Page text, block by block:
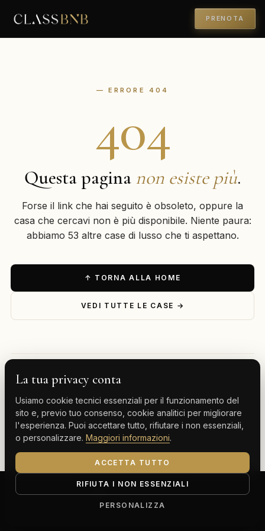
PRENOTA
— ERRORE 404
404
Questa pagina non esiste più.
Forse il link che hai seguito è obsoleto, oppure la
casa che cercavi non è più disponibile. Niente paura:
abbiamo 53 altre case di lusso che ti aspettano.
↑ TORNA ALLA HOME
VEDI TUTTE LE CASE →
— ESPLORA PER DESTINAZIONE
Milano Cervinia Tenerife Gran Canaria
Monte Carlo
Corso Buenos Aires 64, 20124 Milano (MI)
La tua privacy conta
Usiamo cookie tecnici essenziali per il funzionamento del
sito e, previo tuo consenso, cookie analitici per migliorare
l'esperienza. Puoi accettare tutto, rifiutare i non essenziali,
o personalizzare. Maggiori informazioni.
ACCETTA TUTTO
RIFIUTA I NON ESSENZIALI
PERSONALIZZA